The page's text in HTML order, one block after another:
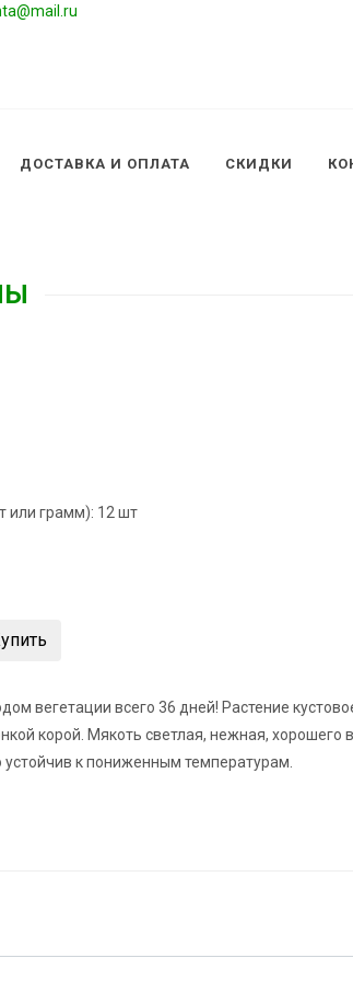
ДОСТАВКА И ОПЛАТА СКИДКИ
или грамм): 12 шт
вегетации всего 36 дней! Растение
корой. Мякоть светлая, нежная, хорошего
к пониженным температурам.